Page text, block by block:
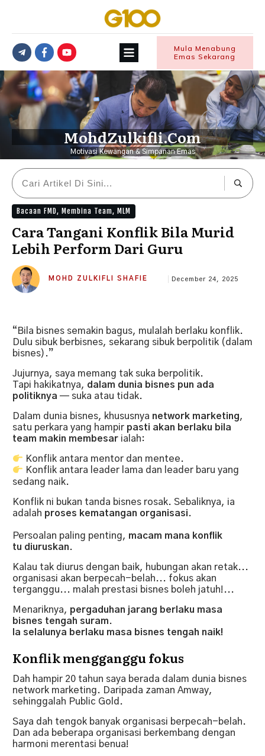
Mula Menabung
Emas Sekarang
MohdZulkifli.Com
Motivasi Kewangan & Simpanan Emas
Bacaan FMD, Membina Team, MLM
Cara Tangani Konflik Bila Murid
Lebih Perform Dari Guru
MOHD ZULKIFLI SHAFIE December 24, 2025
“Bila bisnes semakin bagus, mulalah berlaku konflik.
Dulu sibuk berbisnes, sekarang sibuk berpolitik (dalam
bisnes).”
Jujurnya, saya memang tak suka berpolitik.
Tapi hakikatnya, dalam dunia bisnes pun ada
politiknya — suka atau tidak.
Dalam dunia bisnes, khususnya network marketing,
satu perkara yang hampir pasti akan berlaku bila
team makin membesar ialah:
Konflik antara mentor dan mentee.
Konflik antara leader lama dan leader baru yang
sedang naik.
Konflik ni bukan tanda bisnes rosak. Sebaliknya, ia
adalah proses kematangan organisasi.
Persoalan paling penting, macam mana konflik
tu diuruskan.
Kalau tak diurus dengan baik, hubungan akan retak...
organisasi akan berpecah-belah... fokus akan
terganggu... malah prestasi bisnes boleh jatuh!...
Menariknya, pergaduhan jarang berlaku masa
bisnes tengah suram.
Ia selalunya berlaku masa bisnes tengah naik!
Konflik mengganggu fokus
Dah hampir 20 tahun saya berada dalam dunia bisnes
network marketing. Daripada zaman Amway,
sehinggalah Public Gold.
Saya dah tengok banyak organisasi berpecah-belah.
Dan ada beberapa organisasi berkembang dengan
harmoni merentasi benua!